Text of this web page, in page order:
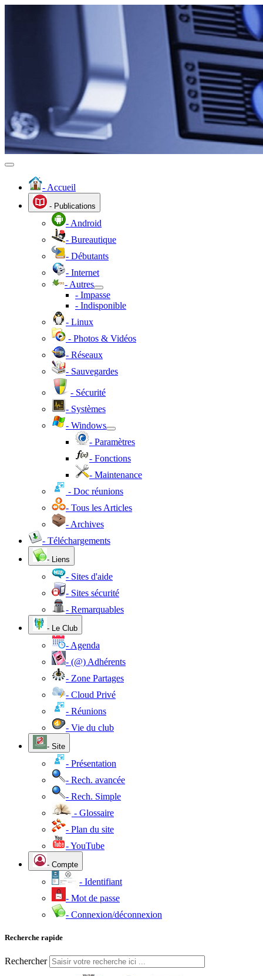
- Accueil
- Publications
- Android
- Bureautique
- Débutants
- Internet
- Autres
- Impasse
- Indisponible
- Linux
- Photos & Vidéos
- Réseaux
- Sauvegardes
- Sécurité
- Systèmes
- Windows
- Paramètres
- Fonctions
- Maintenance
- Doc réunions
- Tous les Articles
- Archives
- Téléchargements
- Liens
- Sites d'aide
- Sites sécurité
- Remarquables
- Le Club
- Agenda
- (@) Adhérents
- Zone Partages
- Cloud Privé
- Réunions
- Vie du club
- Site
- Présentation
- Rech. avancée
- Rech. Simple
- Glossaire
- Plan du site
- YouTube
- Compte
- Identifiant
- Mot de passe
- Connexion/déconnexion
Recherche rapide
Rechercher